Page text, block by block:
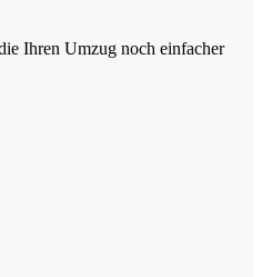
Ihren Umzug noch einfacher